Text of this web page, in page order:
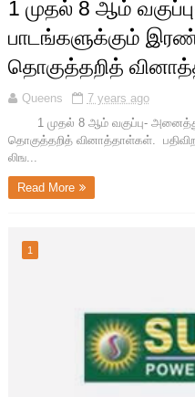
1 முதல் 8 ஆம்
பாடங்களுக்கும்
தொகுத்தறித்
Queens
7 years ago
1 முதல் 8 ஆம் வகுப்பு-
தொகுத்தறித் வினாத்தாள்கள்.
லிங...
Read More
1